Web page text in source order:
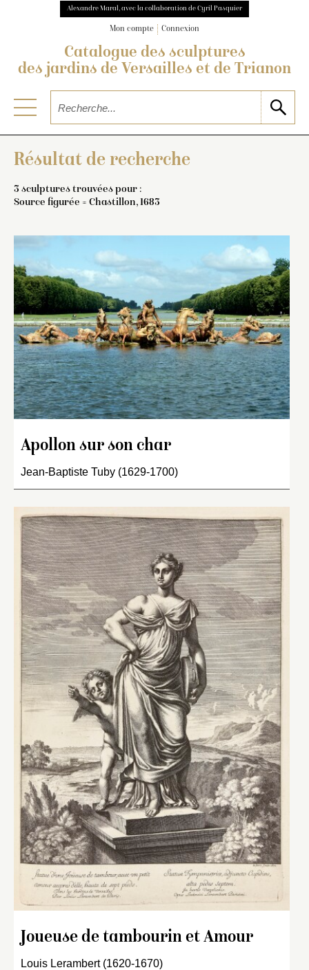
Alexandre Maral, avec la collaboration de Cyril Pasquier
Mon compte Connexion
Catalogue des sculptures
des jardins de Versailles et de Trianon
Résultat de recherche
3 sculptures trouvées pour :
Source figurée = Chastillon, 1683
Apollon sur son char
Jean-Baptiste Tuby (1629-1700)
Joueuse de tambourin et Amour
Louis Lerambert (1620-1670)